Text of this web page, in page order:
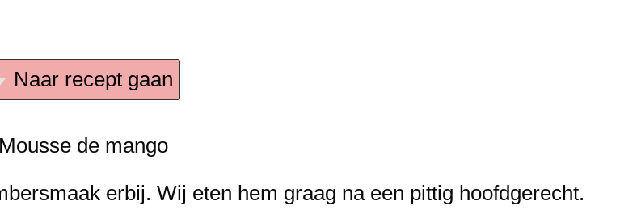
Naar recept gaan
erbij. Wij eten hem graag na een pittig hoofdgerecht.